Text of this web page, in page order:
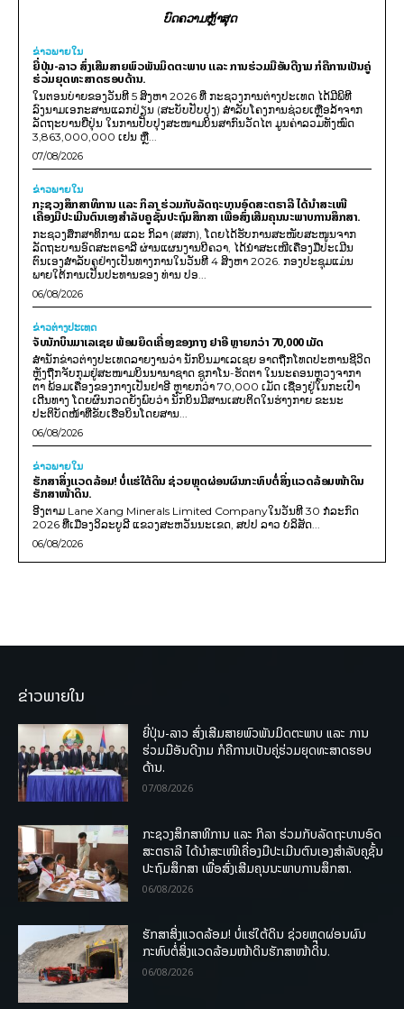
ບົດຄວາມຫຼ້າສຸດ
ຂ່າວພາຍ​ໃນ
ຍີ່ປຸ່ນ-ລາວ ສົ່ງເສີມສາຍພົວພັນມິດຕະພາບ ແລະ ການຮ່ວມມືອັນດີງາມ ກໍຄືການເປັນຄູ່
ຮ່ວມຍຸດທະສາດຮອບດ້ານ.
ໃນຕອນບ່າຍຂອງວັນທີ 5 ສິງຫາ 2026 ທີ່ ກະຊວງການຕ່າງປະເທດ ໄດ້ມີພິທີ
ລົງນາມເອກະສານແລກປ່ຽນ (ສະບັບປັບປຸງ) ສໍາລັບໂຄງການຊ່ວຍເຫຼືອລ້າຈາກ
ລັດຖະບານຍີ່ປຸ່ນ ໃນການປັບປຸງສະໜາມບິນສາກົນວັດໄຕ ມູນຄ່າລວມທັງໝົດ
3,863,000,000 ເຢນ ຫຼື...
07/08/2026
ຂ່າວພາຍ​ໃນ
ກະຊວງສຶກສາທິການ ແລະ ກິລາ ຮ່ວມກັບລັດຖະບານອົດສະຕຣາລີ ໄດ້ນຳສະເໜີ
ເຄື່ອງມືປະເມີນຕົນເອງສຳລັບຄູຊັ້ນປະຖົມສຶກສາ ເພື່ອສົ່ງເສີມຄຸນນະພາບການສຶກສາ.
ກະຊວງສຶກສາທິການ ແລະ ກິລາ (ສສກ), ໂດຍໄດ້ຮັບການສະໜັບສະໜູນຈາກ
ລັດຖະບານອົດສະຕຣາລີ ຜ່ານແຜນງານບີຄວາ, ໄດ້ນຳສະເໜີເຄື່ອງມືປະເມີນ
ຕົນເອງສຳລັບຄູຢ່າງເປັນທາງການໃນວັນທີ 4 ສິງຫາ 2026. ກອງປະຊຸມແມ່ນ
ພາຍໃຕ້ການເປັນປະທານຂອງ ທ່ານ ປອ...
06/08/2026
ຂ່າວຕ່າງປະເທດ
ຈັບນັກບິນມາເລເຊຍ ພ້ອມຍຶດເຄື່ອງຂອງກາງ ຢາອີ ຫຼາຍກວ່າ 70,000 ເມັດ
ສຳນັກຂ່າວຕ່າງປະເທດລາຍງານວ່າ ນັກບິນມາເລເຊຍ ອາດຖືກໂທດປະຫານຊີວິດ
ຫຼັງຖືກຈັບກຸມຢູ່ສະໜາມບິນນານາຊາດ ຊູກາໂນ-ຮັດຕາ ໃນນະຄອນຫຼວງຈາກາ
ຕາ ພ້ອມເຄື່ອງຂອງກາງເປັນຢາອີ ຫຼາຍກວ່າ 70,000 ເມັດ ເຊື່ອງຢູ່ໃນກະເປົາ
ເດີນທາງ ໂດຍຜົນກວດຍັງພົບວ່າ ນັກບິນມີສານເສບຕິດໃນຮ່າງກາຍ ຂະນະ
ປະຕິບັດໜ້າທີ່ຂັບເຮືອບິນໂດຍສານ...
06/08/2026
ຂ່າວພາຍ​ໃນ
ຮັກສາສິ່ງແວດລ້ອມ! ບໍ່ແຮ່ໃຕ້ດິນ ຊ່ວຍຫຼຸດຜ່ອນຜົນກະທົບຕໍ່ສິ່ງແວດລ້ອມໜ້າດິນ
ຮັກສາໜ້າດິນ.
ອີງຕາມ Lane Xang Minerals Limited Companyໃນວັນທີ 30 ກໍລະກົດ
2026 ທີ່ເມືອງວິລະບູລີ ແຂວງສະຫວັນນະເຂດ, ສປປ ລາວ ບໍລິສັດ...
06/08/2026
ຂ່າວພາຍໃນ
ຍີ່ປຸ່ນ-ລາວ ສົ່ງເສີມສາຍພົວພັນມິດຕະພາບ ແລະ ການ
ຮ່ວມມືອັນດີງາມ ກໍຄືການເປັນຄູ່ຮ່ວມຍຸດທະສາດຮອບ
ດ້ານ.
07/08/2026
ກະຊວງສຶກສາທິການ ແລະ ກິລາ ຮ່ວມກັບລັດຖະບານອົດ
ສະຕຣາລີ ໄດ້ນຳສະເໜີເຄື່ອງມືປະເມີນຕົນເອງສຳລັບຄູຊັ້ນ
ປະຖົມສຶກສາ ເພື່ອສົ່ງເສີມຄຸນນະພາບການສຶກສາ.
06/08/2026
ຮັກສາສິ່ງແວດລ້ອມ! ບໍ່ແຮ່ໃຕ້ດິນ ຊ່ວຍຫຼຸດຜ່ອນຜົນ
ກະທົບຕໍ່ສິ່ງແວດລ້ອມໜ້າດິນຮັກສາໜ້າດິນ.
06/08/2026